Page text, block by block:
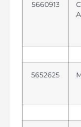
5660913
5652625